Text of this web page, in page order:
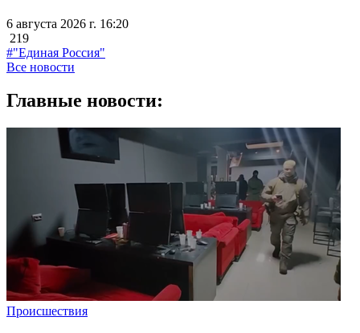
6 августа 2026 г. 16:20
219
#"Единая Россия"
Все новости
Главные новости:
Происшествия